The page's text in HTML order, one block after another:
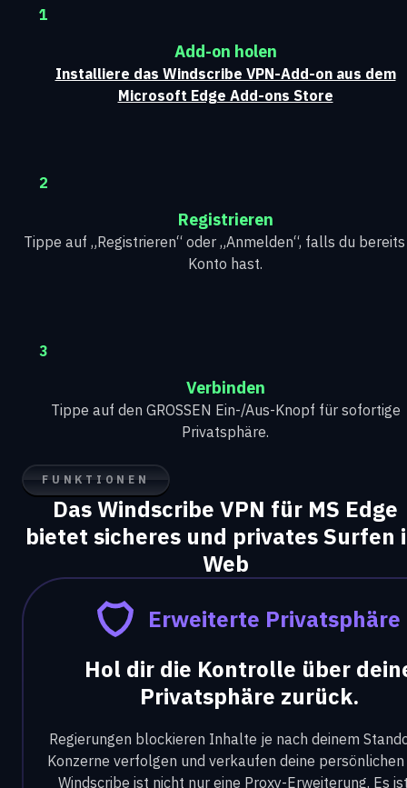
1
Add-on holen
Installiere das Windscribe VPN-Add-on aus dem
Microsoft Edge Add-ons Store
2
Registrieren
Tippe auf „Registrieren“ oder „Anmelden“, falls du
Konto hast.
3
Verbinden
Tippe auf den GROSSEN Ein-/Aus-Knopf für sofortige
Privatsphäre.
FUNKTIONEN
Das Windscribe VPN für MS Edge
bietet sicheres und privates Surfen
Web
Erweiterte Privatsphäre
Hol dir die Kontrolle über
Privatsphäre zurück.
Regierungen blockieren Inhalte je nach deinem
Konzerne verfolgen und verkaufen deine persönlichen
Windscribe ist nicht nur eine Proxy-Erweiterung. Es